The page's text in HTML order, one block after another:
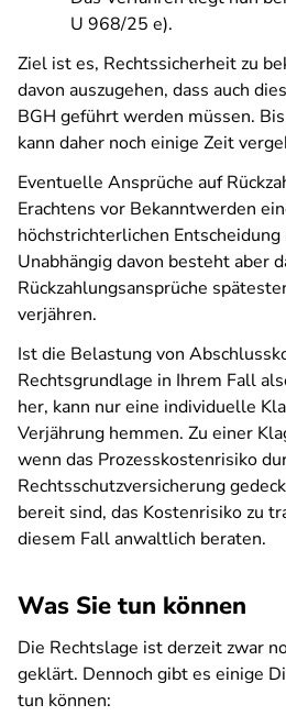
U 968/25 e).
Ziel ist es, Rechtssicherheit zu
davon auszugehen, dass auch
BGH geführt werden müssen.
kann daher noch einige Zeit
Eventuelle Ansprüche auf
Erachtens vor Bekanntwerden
höchstrichterlichen
Unabhängig davon besteht aber
Rückzahlungsansprüche
verjähren.
Ist die Belastung von
Rechtsgrundlage in Ihrem Fall
her, kann nur eine individuelle
Verjährung hemmen. Zu einer
wenn das Prozesskostenrisiko
Rechtsschutzversicherung
bereit sind, das Kostenrisiko zu
diesem Fall anwaltlich beraten.
Was Sie tun können
Die Rechtslage ist derzeit zwar
geklärt. Dennoch gibt es einige
tun können: